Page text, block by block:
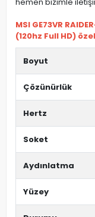
MSI GE73VR
(120hz Full HD)
Boyut
Çözünürlük
Hertz
Soket
Aydınlatma
Yüzey